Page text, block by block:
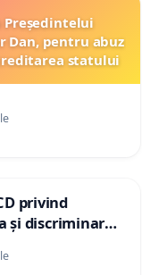
Președintelui
Dan, pentru abuz
statului
privind
discriminarea
de
„Gorici”